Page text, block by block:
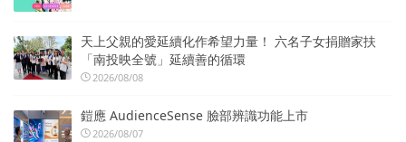
天上父親的愛延續化作希望力量！ 六名子女捐贈家扶
「南投映全號」延續善的循環
2026/08/08
鎧應 AudienceSense 臉部辨識功能上市
2026/08/07